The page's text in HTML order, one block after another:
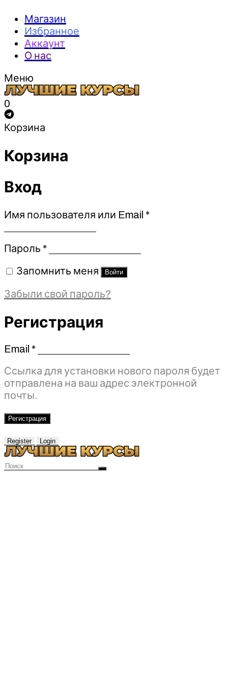
Магазин
Избранное
Аккаунт
О нас
Меню
0
Корзина
Корзина
Вход
Имя пользователя или Email *Обязательно
Пароль *Обязательно
Запомнить меня Войти
Забыли свой пароль?
Регистрация
Email *Обязательно
Ссылка для установки нового пароля будет
отправлена ​​на ваш адрес электронной
почты.
Регистрация
Register Login